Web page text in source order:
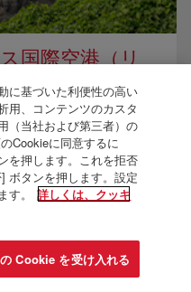
国際空港（リ
に基づいた利便性の高い
用、コンテンツのカスタ
（当社および第三者）の
Cookieに同意するに
を押します。これを拒否
ボタンを押します。設定
。
詳しくは、クッキ
Cookie を受け入れる